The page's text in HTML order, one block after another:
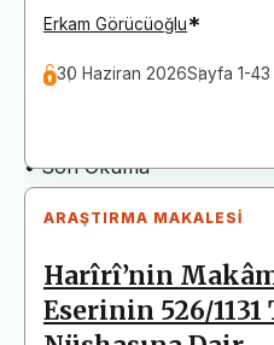
• Editör İncelemesi
• Şekilsel ve Etik Ön
• Son Okuma
Erkam Görücüoğlu*
30 Haziran 2026Sayfa 1-43
ARAŞTIRMA MAKALESI
Harîrî’nin
Eserinin 526/